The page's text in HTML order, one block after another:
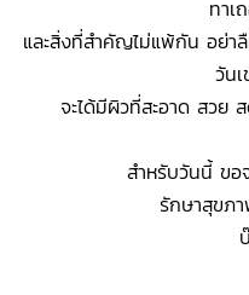
ทาเ
และสิ่งที่สำคัญไม่แพ้กัน อย่า
วัน
จะได้มีผิวที่สะอาด สวย
สำหรับวันนี้ ขอ
รักษาสุขภ